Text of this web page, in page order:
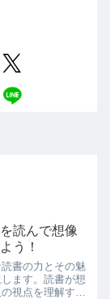
読んで想像
う！
書の力とその魅
ます。読書が想
視点を理解する